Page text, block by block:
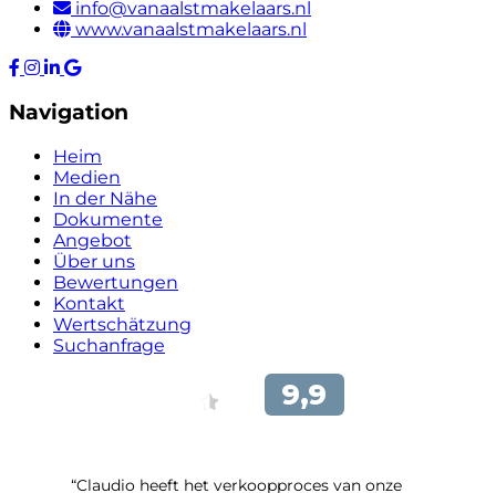
info@vanaalstmakelaars.nl
www.vanaalstmakelaars.nl
Navigation
Heim
Medien
In der Nähe
Dokumente
Angebot
Über uns
Bewertungen
Kontakt
Wertschätzung
Suchanfrage
“Claudio heeft het verkoopproces van onze